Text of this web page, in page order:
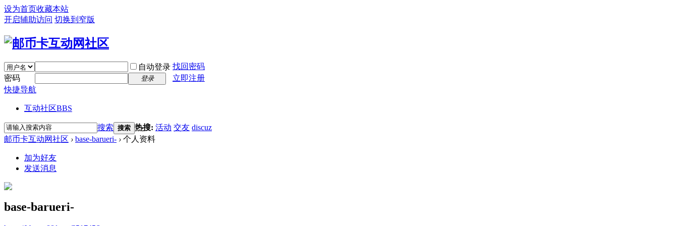
设为首页收藏本站
开启辅助访问 切换到窄版
自动登录 找回密码
密码
登录
立即注册
快捷导航
互动社区BBS
搜索 搜索 热搜: 活动 交友 discuz
邮币卡互动网社区 › base-barueri- › 个人资料
加为好友
发送消息
base-barueri-